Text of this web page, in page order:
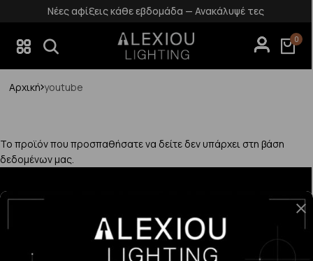
Νέες αφίξεις κάθε εβδομάδα — Ανακάλυψέ τες
0
Αρχική youtube
Το προϊόν που προσπαθήσατε να δείτε δεν υπάρχει στη βάση
δεδομένων μας.